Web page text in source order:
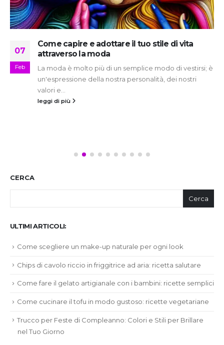
07
Feb
Come capire e adottare il tuo stile di vita
attraverso la moda
La moda è molto più di un semplice modo di vestirsi; è
un'espressione della nostra personalità, dei nostri
valori e...
leggi di più
CERCA
Cerca
ULTIMI ARTICOLI:
Come scegliere un make-up naturale per ogni look
Chips di cavolo riccio in friggitrice ad aria: ricetta salutare
Come fare il gelato artigianale con i bambini: ricette semplici
Come cucinare il tofu in modo gustoso: ricette vegetariane
Trucco per Feste di Compleanno: Colori e Stili per Brillare
nel Tuo Giorno